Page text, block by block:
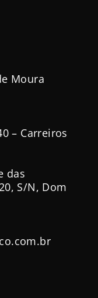
Moura
– Carreiros
das
S/N, Dom